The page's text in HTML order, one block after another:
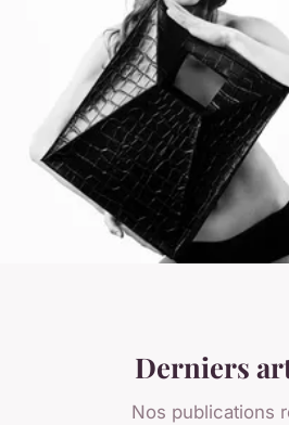
Derniers
Nos publications